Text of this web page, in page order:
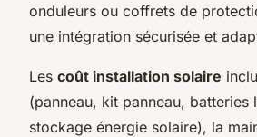
onduleurs ou coffrets de
une intégration sécurisée et
Les coût installation solaire
(panneau, kit panneau, batteries
stockage énergie solaire), la